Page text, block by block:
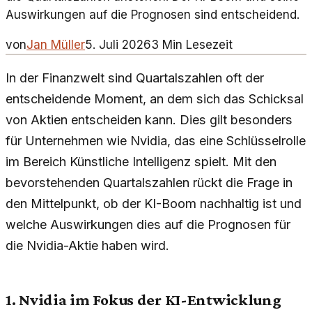
Auswirkungen auf die Prognosen sind entscheidend.
vonJan Müller5. Juli 20263 Min Lesezeit
In der Finanzwelt sind Quartalszahlen oft der
entscheidende Moment, an dem sich das Schicksal
von Aktien entscheiden kann. Dies gilt besonders
für Unternehmen wie Nvidia, das eine Schlüsselrolle
im Bereich Künstliche Intelligenz spielt. Mit den
bevorstehenden Quartalszahlen rückt die Frage in
den Mittelpunkt, ob der KI-Boom nachhaltig ist und
welche Auswirkungen dies auf die Prognosen für
die Nvidia-Aktie haben wird.
1. Nvidia im Fokus der KI-Entwicklung